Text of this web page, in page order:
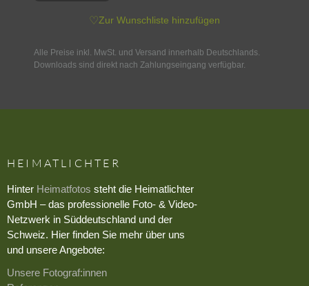
♡Zur Wunschliste hinzufügen
Alle Preise inkl. MwSt. und Versand innerhalb Deutschlands.
Downloads sind direkt nach Zahlungseingang verfügbar.
HEIMATLICHTER
Hinter Heimatfotos steht die Heimatlichter
GmbH – das professionelle Foto- & Video-
Netzwerk in Süddeutschland und der
Schweiz. Hier finden Sie mehr über uns
und unsere Angebote:
Unsere Fotograf:innen